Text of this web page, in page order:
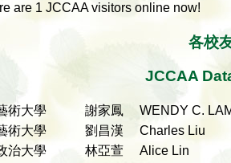
are 1 JCCAA visitors online now!
各校
JCCAA
術大學 謝家鳳
WENDY C.
術大學
劉昌漢
Charles Liu
治大學
林亞萱
Alice Lin